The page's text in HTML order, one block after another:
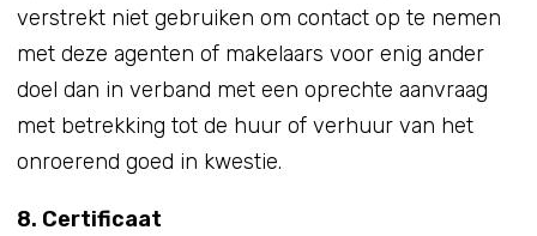
verstrekt niet gebruiken om contact op te nemen
met deze agenten of makelaars voor enig ander
doel dan in verband met een oprechte aanvraag
met betrekking tot de huur of verhuur van het
onroerend goed in kwestie.
8. Certificaat